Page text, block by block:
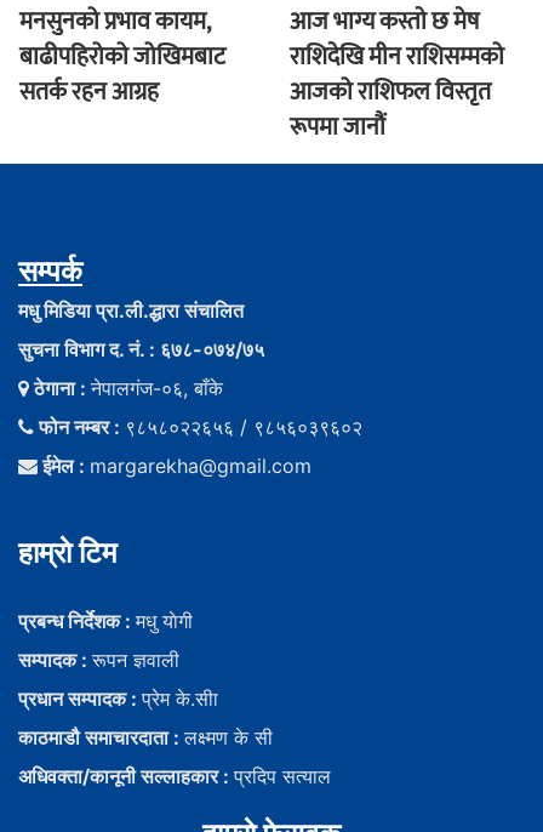
मनसुनको प्रभाव कायम,
बाढीपहिरोको जोखिमबाट
सतर्क रहन आग्रह
आज भाग्य कस्ताे छ मेष
राशिदेखि मीन राशिसम्मको
आजको राशिफल विस्तृत
रूपमा जानौं
सम्पर्क
मधु मिडिया प्रा.ली.द्धारा संचालित
सुचना विभाग द. नं. : ६७८-०७४/७५
ठेगाना :नेपालगंज-०६, बाँके
फोन नम्बर : ९८५८०२२६५६ / ९८५६०३९६०२
ईमेल : margarekha@gmail.com
हाम्राे टिम
प्रबन्ध निर्देशक :मधु याेगी
सम्पादक :रूपन ज्ञवाली
प्रधान सम्पादक :प्रेम के.सीा
काठमाडौ समाचारदाता :लक्ष्मण के सी
अधिवक्ता/कानूनी सल्लाहकार :प्रदिप सत्याल